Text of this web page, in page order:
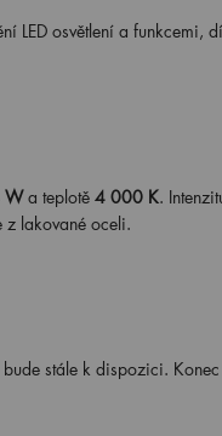
LED osvětlení a funkcemi,
Wa teplotě 4 000 K.
z lakované oceli.
stále k dispozici.